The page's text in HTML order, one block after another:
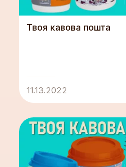
Твоя кавова пошта
11.13.2022